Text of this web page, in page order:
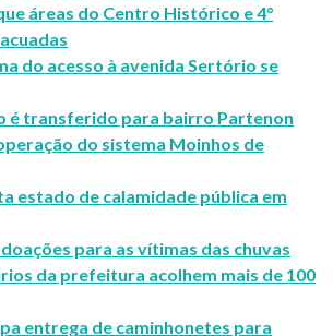
áreas do Centro Histórico e 4°
do acesso à avenida Sertório se
é transferido para bairro Partenon
do sistema Moinhos de
estado de calamidade pública em
para as vítimas das chuvas
da prefeitura acolhem mais de 100
entrega de caminhonetes para